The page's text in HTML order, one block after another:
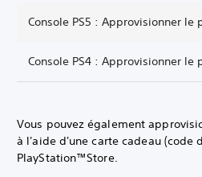
Console PS5 : Approvisionner le
Console PS4 : Approvisionner le
Vous pouvez également
à l'aide d'une carte cadeau (code
PlayStation™Store.